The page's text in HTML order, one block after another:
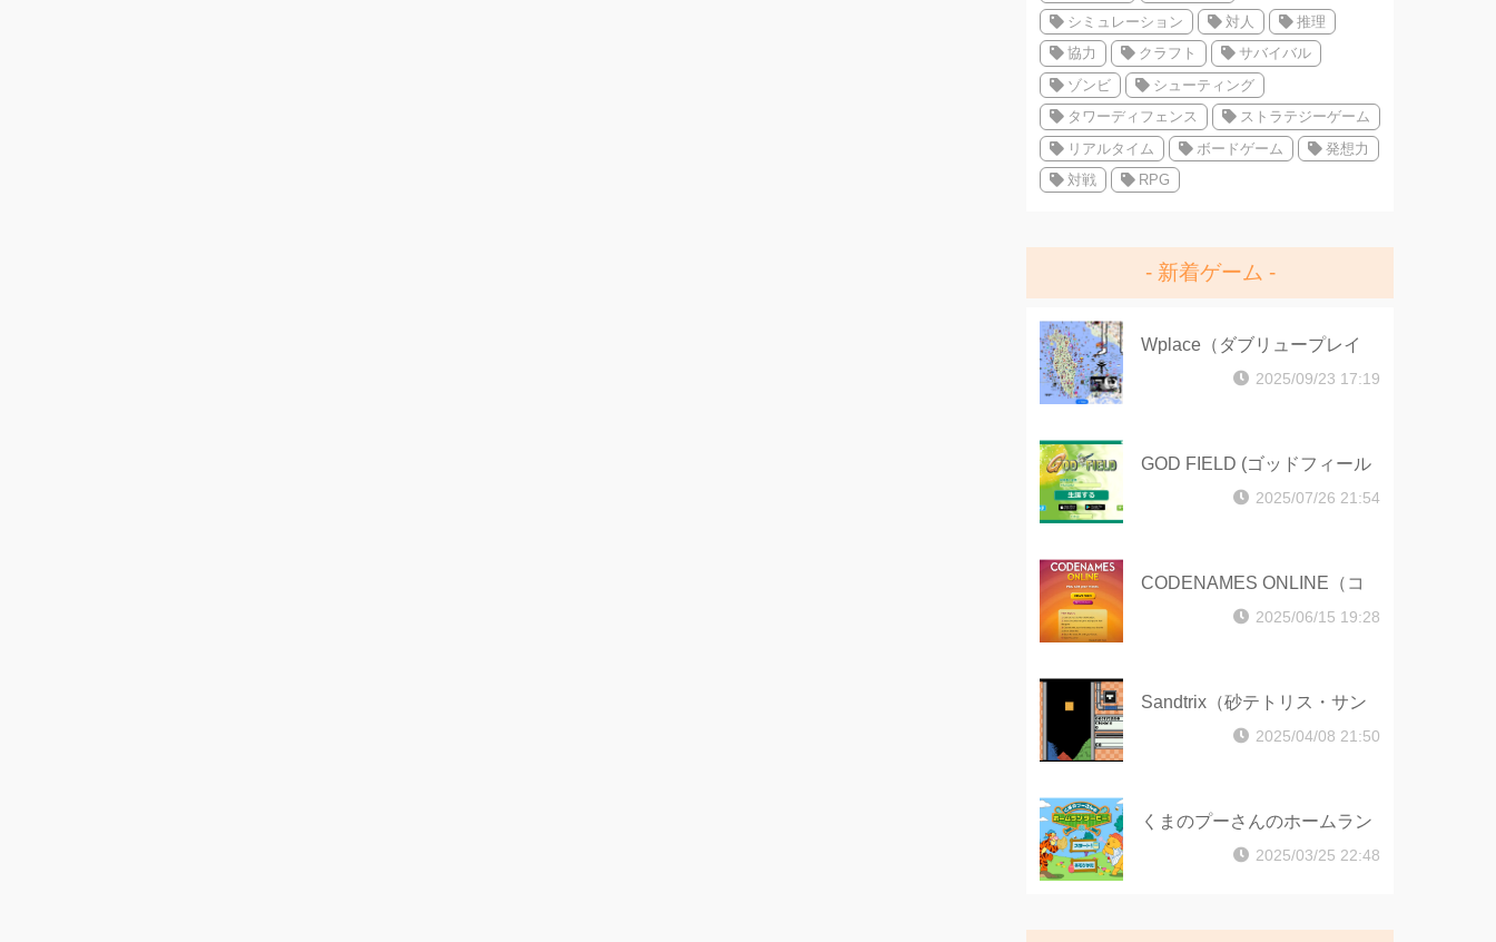
シミュレーション
対人
推理
協力
クラフト
サバイバル
ゾンビ
シューティング
タワーディフェンス
ストラテジーゲーム
リアルタイム
ボードゲーム
発想力
対戦
RPG
新着ゲーム
Wplace（ダブリュープレイ
2025/09/23 17:19
GOD FIELD (ゴッドフィール
2025/07/26 21:54
CODENAMES ONLINE（コ
ードネームオンライン）
2025/06/15 19:28
Sandtrix（砂テトリス・サン
ドトリックス）
2025/04/08 21:50
くまのプーさんのホームラン
2025/03/25 22:48